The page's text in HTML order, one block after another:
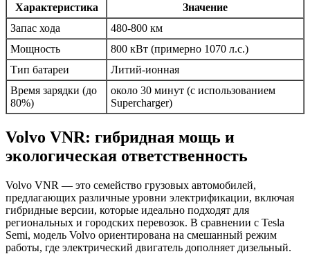
Характеристика
Значение
Запас хода
480-800 км
Мощность
800 кВт (примерно 1070 л.с.)
Тип батареи
Литий-ионная
Время зарядки (до
80%)
около 30 минут (с использованием
Supercharger)
Volvo VNR: гибридная мощь и
экологическая ответственность
Volvo VNR — это семейство грузовых автомобилей,
предлагающих различные уровни электрификации, включая
гибридные версии, которые идеально подходят для
региональных и городских перевозок. В сравнении с Tesla
Semi, модель Volvo ориентирована на смешанный режим
работы, где электрический двигатель дополняет дизельный.